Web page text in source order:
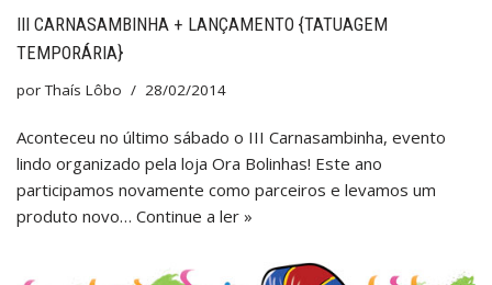
III CARNASAMBINHA + LANÇAMENTO {TATUAGEM
TEMPORÁRIA}
porThaís Lôbo 28/02/2014
Aconteceu no último sábado o III Carnasambinha, evento
lindo organizado pela loja Ora Bolinhas! Este ano
participamos novamente como parceiros e levamos um
produto novo… Continue a ler »